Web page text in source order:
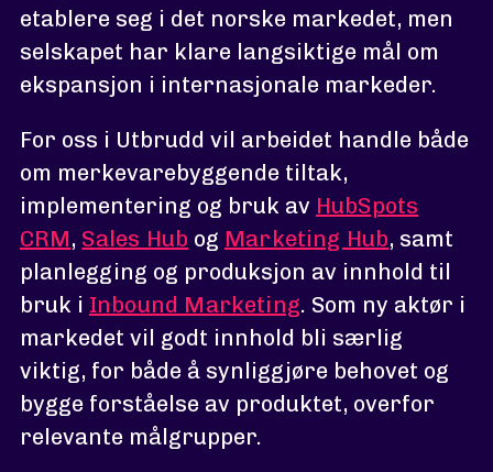
etablere seg i det norske markedet, men
selskapet har klare langsiktige mål om
ekspansjon i internasjonale markeder.
For oss i Utbrudd vil arbeidet handle både
om merkevarebyggende tiltak,
implementering og bruk av HubSpots
CRM, Sales Hub og Marketing Hub, samt
planlegging og produksjon av innhold til
bruk i Inbound Marketing. Som ny aktør i
markedet vil godt innhold bli særlig
viktig, for både å synliggjøre behovet og
bygge forståelse av produktet, overfor
relevante målgrupper.